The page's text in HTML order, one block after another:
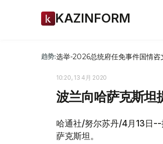
KAZINFORM
趋势:选举-2026总统府任免事件国情咨
10:20, 13 4月 2020
波兰向哈萨克斯坦
哈通社/努尔苏丹/4月13日--
萨克斯坦。